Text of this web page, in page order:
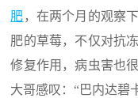
肥 ，在两个月的观察
肥的草莓，不仅对抗
修复作用，病虫害也
大哥感叹：“巴内达碧